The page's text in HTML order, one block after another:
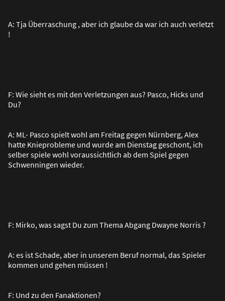
A: Tja Überraschung , aber ich glaube da war ich auch verletzt
!
F: Wie sieht es mit den Verletzungen aus? Pasco, Hicks und
Du?
A: ML- Pasco spielt wohl am Freitag gegen Nürnberg, Alex
hatte Knieprobleme und wurde am Dienstag geschont, ich
selber spiele wohl voraussichtlich ab dem Spiel gegen
Schwenningen wieder.
F: Mirko, was sagst Du zum Thema Abgang Dwayne Norris ?
A: es ist Schade, aber in unserem Beruf normal, das Spieler
kommen und gehen müssen !
F: Und zu den Fanaktionen?